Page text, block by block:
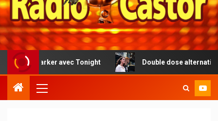
avec Tonight Double dose alternative et nuances